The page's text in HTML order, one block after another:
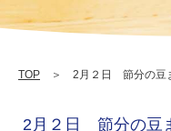
TOP ＞ 2月２日 節分の豆ま
2月２日 節分の豆